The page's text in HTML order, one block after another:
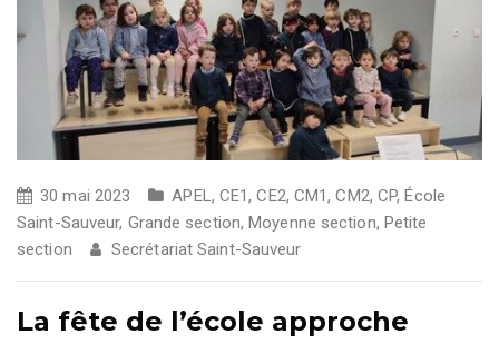
30 mai 2023 APEL, CE1,CE2, CM1,CM2, CP,École
Saint-Sauveur, Grande section,Moyenne section, Petite
section
Secrétariat Saint-Sauveur
La fête de l’école approche